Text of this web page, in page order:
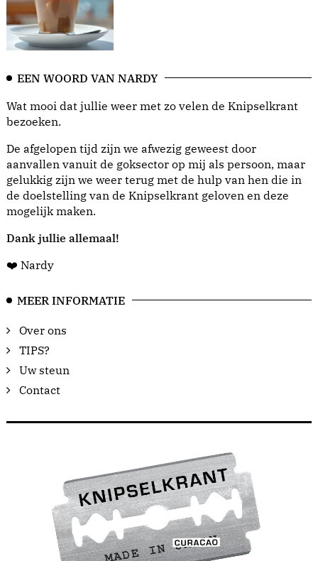
EEN WOORD VAN NARDY
Wat mooi dat jullie weer met zo velen de Knipselkrant
bezoeken.
De afgelopen tijd zijn we afwezig geweest door
aanvallen vanuit de goksector op mij als persoon, maar
gelukkig zijn we weer terug met de hulp van hen die in
de doelstelling van de Knipselkrant geloven en deze
mogelijk maken.
Dank jullie allemaal!
❤️ Nardy
MEER INFORMATIE
Over ons
TIPS?
Uw steun
Contact